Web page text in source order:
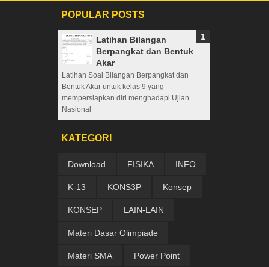
POPULAR POSTS
Latihan Bilangan
Berpangkat dan Bentuk
Akar
Latihan Soal Bilangan Berpangkat dan
Bentuk Akar untuk kelas 9 yang
mempersiapkan diri menghadapi Ujian
Nasional
KATEGORI
Download FISIKA INFO
K-13 KONS3P Konsep
KONSEP LAIN-LAIN
Materi Dasar Olimpiade
Materi SMA Power Point